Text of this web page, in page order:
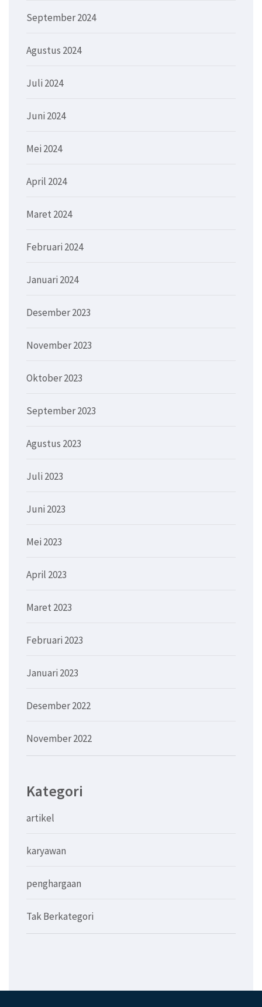
September 2024
Agustus 2024
Juli 2024
Juni 2024
Mei 2024
April 2024
Maret 2024
Februari 2024
Januari 2024
Desember 2023
November 2023
Oktober 2023
September 2023
Agustus 2023
Juli 2023
Juni 2023
Mei 2023
April 2023
Maret 2023
Februari 2023
Januari 2023
Desember 2022
November 2022
Kategori
artikel
karyawan
penghargaan
Tak Berkategori